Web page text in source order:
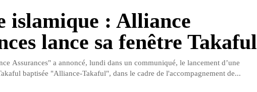
islamique : Alliance
lance sa fenêtre Takaful
Assurances" a annoncé, lundi dans un communiqué, le lancement d’une
baptisée "Alliance-Takaful", dans le cadre de l'accompagnement de...